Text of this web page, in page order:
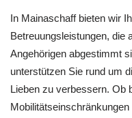
In Mainaschaff bieten wir
Betreuungsleistungen, die
Angehörigen abgestimmt
unterstützen Sie rund um
Lieben zu verbessern. Ob